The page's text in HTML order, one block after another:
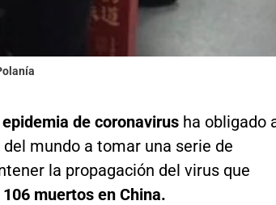
epidemia de coronavirus ha obligado
mundo a tomar una serie de
la propagación del virus que
106 muertos en China.